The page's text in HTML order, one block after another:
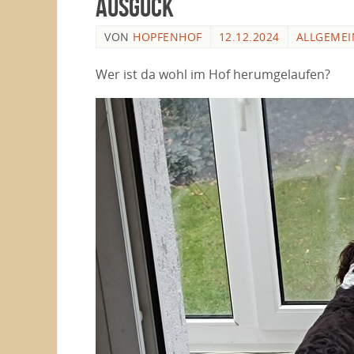
Ausguck
VON HOPFENHOF 12.12.2024
Wer ist da wohl im Hof herumgelaufen?